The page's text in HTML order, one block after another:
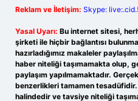
Reklam ve İletişim: Skype:
Yasal Uyarı: Bu internet sitesi,
şirketi ile hiçbir bağlantısı
hazırladığımız makaleler
haber niteliği taşımamakta olup,
paylaşım yapılmamaktadır.
benzerlikleri tamamen
halindedir ve tavsiye niteliği